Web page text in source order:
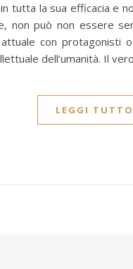
tutta la sua efficacia e
non può non essere
con protagonisti
dell’umanità. Il
LEGGI TUTTO